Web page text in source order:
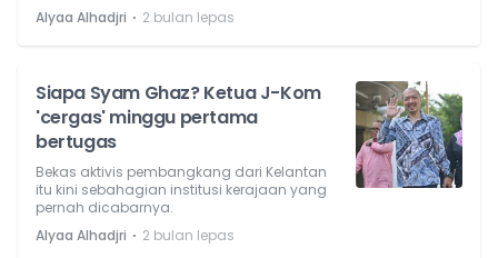
Alyaa Alhadjri ⋅ 2 bulan lepas
Siapa Syam Ghaz? Ketua J-Kom
'cergas' minggu pertama
bertugas
Bekas aktivis pembangkang dari Kelantan
itu kini sebahagian institusi kerajaan yang
pernah dicabarnya.
Alyaa Alhadjri ⋅ 2 bulan lepas